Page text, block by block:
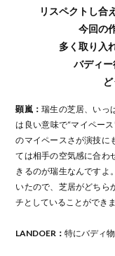
リスペクトし合
今回の
多く取り入
バディ
顕嵐：瑞生の芝居、いっ
は良い意味で“マイペー
のマイペースさが演技に
ては相手の空気感に合わ
きるのが瑞生なんですよ
いたので、芝居がどちら
チとしていることができま
LANDOER：特にバディ